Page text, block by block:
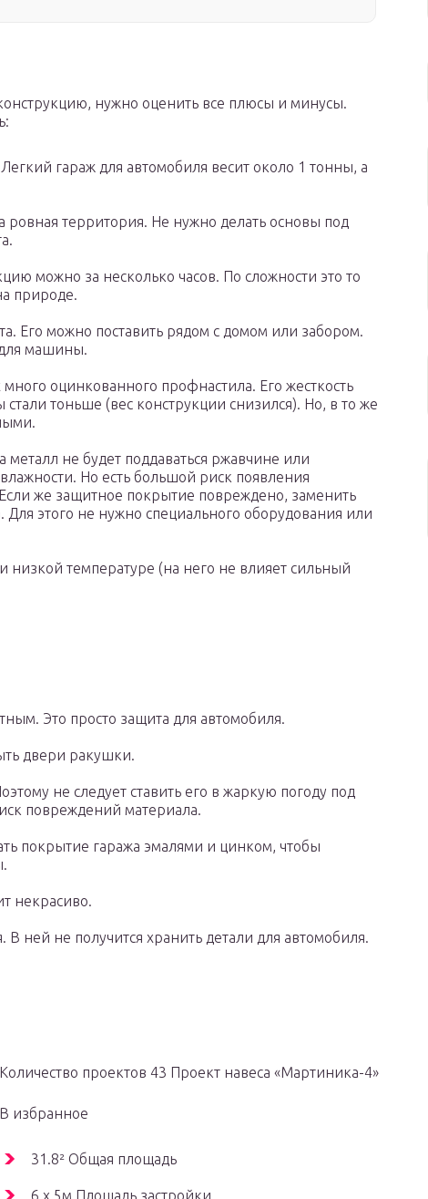
нужно оценить все плюсы и минусы.
гараж для автомобиля весит около 1 тонны, а
ровная территория. Не нужно делать основы под
можно за несколько часов. По сложности это то
природе.
Его можно поставить рядом с домом или забором.
для машины.
оцинкованного профнастила. Его жесткость
стали тоньше (вес конструкции снизился). Но, в то же
не будет поддаваться ржавчине или
Но есть большой риск появления
же защитное покрытие повреждено, заменить
Для этого не нужно специального оборудования или
низкой температуре (на него не влияет сильный
Это просто защита для автомобиля.
двери ракушки.
не следует ставить его в жаркую погоду под
повреждений материала.
покрытие гаража эмалями и цинком, чтобы
некрасиво.
В ней не получится хранить детали для автомобиля.
Количество проектов 43 Проект навеса «Мартиника-4»
В избранное
31.8² Общая площадь
6 x 5м Площадь застройки